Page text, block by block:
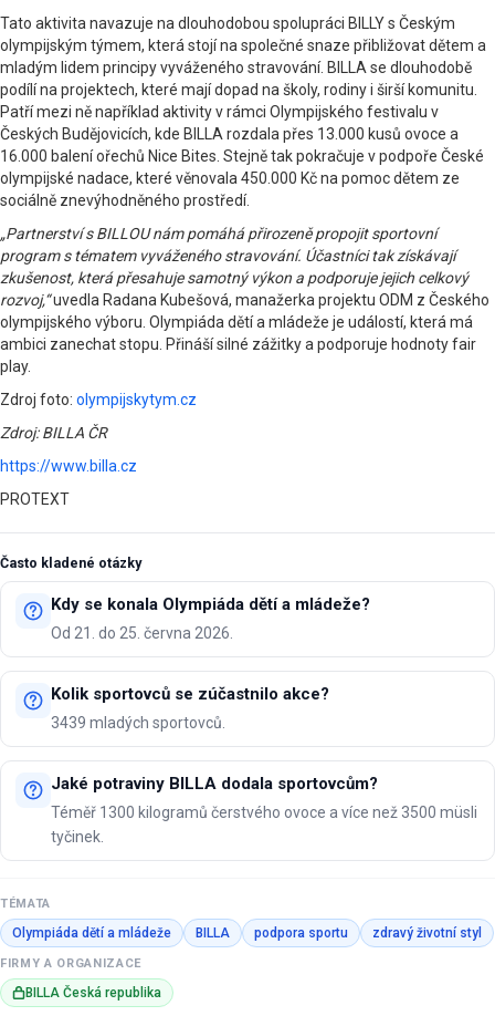
Tato aktivita navazuje na dlouhodobou spolupráci BILLY s Českým
olympijským týmem, která stojí na společné snaze přibližovat dětem a
mladým lidem principy vyváženého stravování. BILLA se dlouhodobě
podílí na projektech, které mají dopad na školy, rodiny i širší komunitu.
Patří mezi ně například aktivity v rámci Olympijského festivalu v
Českých Budějovicích, kde BILLA rozdala přes 13.000 kusů ovoce a
16.000 balení ořechů Nice Bites. Stejně tak pokračuje v podpoře České
olympijské nadace, které věnovala 450.000 Kč na pomoc dětem ze
sociálně znevýhodněného prostředí.
„Partnerství s BILLOU nám pomáhá přirozeně propojit sportovní
program s tématem vyváženého stravování. Účastníci tak získávají
zkušenost, která přesahuje samotný výkon a podporuje jejich celkový
rozvoj,“uvedla Radana Kubešová, manažerka projektu ODM z Českého
olympijského výboru. Olympiáda dětí a mládeže je událostí, která má
ambici zanechat stopu. Přináší silné zážitky a podporuje hodnoty fair
play.
Zdroj foto: olympijskytym.cz
Zdroj: BILLA ČR
https://www.billa.cz
PROTEXT
Často kladené otázky
Kdy se konala Olympiáda dětí a mládeže?
Od 21. do 25. června 2026.
Kolik sportovců se zúčastnilo akce?
3439 mladých sportovců.
Jaké potraviny BILLA dodala sportovcům?
Téměř 1300 kilogramů čerstvého ovoce a více než 3500 müsli
tyčinek.
TÉMATA
Olympiáda dětí a mládeže BILLA podpora sportu zdravý životní styl
FIRMY A ORGANIZACE
BILLA Česká republika